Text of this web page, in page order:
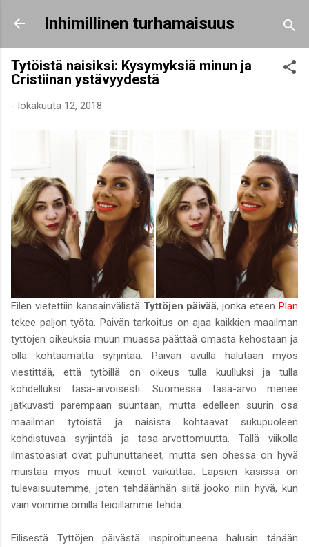
Siirry pääsisältöön
Inhimillinen turhamaisuus
Tytöistä naisiksi: Kysymyksiä minun ja
Cristiinan ystävyydestä
- lokakuuta 12, 2018
Eilen vietettiin kansainvälistä Tyttöjen päivää, jonka eteenPlan
tekee paljon työtä. Päivän tarkoitus on ajaa kaikkien maailman
tyttöjen oikeuksia muun muassa päättää omasta kehostaan ja
olla kohtaamatta syrjintää. Päivän avulla halutaan myös
viestittää, että tytöillä on oikeus tulla kuulluksi ja tulla
kohdelluksi tasa-arvoisesti. Suomessa tasa-arvo menee
jatkuvasti parempaan suuntaan, mutta edelleen suurin osa
maailman tytöistä ja naisista kohtaavat sukupuoleen
kohdistuvaa syrjintää ja tasa-arvottomuutta. Tällä viikolla
ilmastoasiat ovat puhunuttaneet, mutta sen ohessa on hyvä
muistaa myös muut keinot vaikuttaa. Lapsien käsissä on
tulevaisuutemme, joten tehdäänhän siitä jooko niin hyvä, kun
vain voimme omilla teioillamme tehdä.
Eilisestä Tyttöjen päivästä inspiroituneena halusin tänään